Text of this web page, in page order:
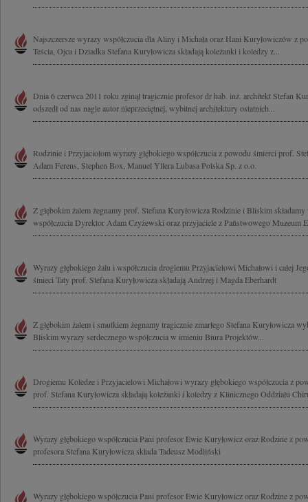
Najszczersze wyrazy współczucia dla Aliny i Michała oraz Hani Kuryłowiczów z
Teścia, Ojca i Dziadka Stefana Kuryłowicza składają koleżanki i koledzy z...
Dnia 6 czerwca 2011 roku zginął tragicznie profesor dr hab. inż. architekt Stefan
odszedł od nas nagle autor nieprzeciętnej, wybitnej architektury ostatnich...
Rodzinie i Przyjaciołom wyrazy głębokiego współczucia z powodu śmierci prof.
Adam Ferens, Stephen Box, Manuel Yllera Lubasa Polska Sp. z o.o.
Z głębokim żalem żegnamy prof. Stefana Kuryłowicza Rodzinie i Bliskim składamy
współczucia Dyrektor Adam Czyżewski oraz przyjaciele z Państwowego Muzeum
Wyrazy głębokiego żalu i współczucia drogiemu Przyjacielowi Michałowi i całej
śmieci Taty prof. Stefana Kuryłowicza składają Andrzej i Magda Eberhardt
Z głębokim żalem i smutkiem żegnamy tragicznie zmarłego Stefana Kuryłowicza
Bliskim wyrazy serdecznego współczucia w imieniu Biura Projektów...
Drogiemu Koledze i Przyjacielowi Michałowi wyrazy głębokiego współczucia z
prof. Stefana Kuryłowicza składają koleżanki i koledzy z Klinicznego Oddziału
Wyrazy głębokiego współczucia Pani profesor Ewie Kuryłowicz oraz Rodzine z
profesora Stefana Kuryłowicza składa Tadeusz Modliński
Wyrazy głębokiego współczucia Pani profesor Ewie Kuryłowicz oraz Rodzine z